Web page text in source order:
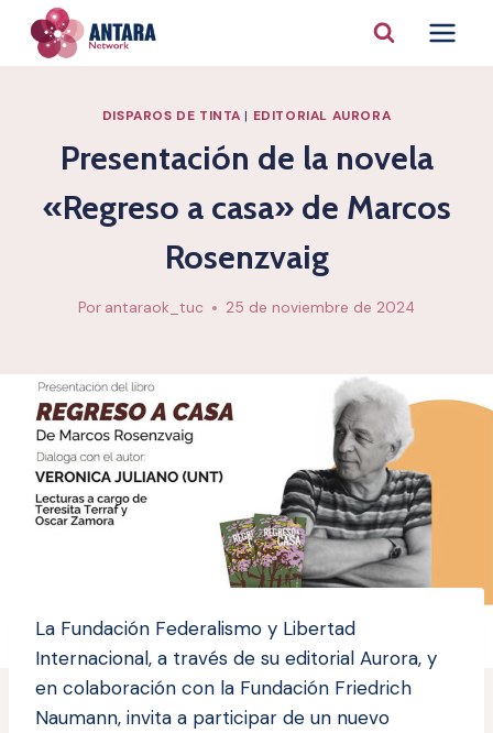
Saltar
DISPAROS DE TINTA | EDITORIAL AURORA
Presentación de la novela
«Regreso a casa» de Marcos
Rosenzvaig
Por antaraok_tuc 25 de noviembre de 2024
La Fundación Federalismo y Libertad
Internacional, a través de su editorial Aurora, y
en colaboración con la Fundación Friedrich
Naumann, invita a participar de un nuevo